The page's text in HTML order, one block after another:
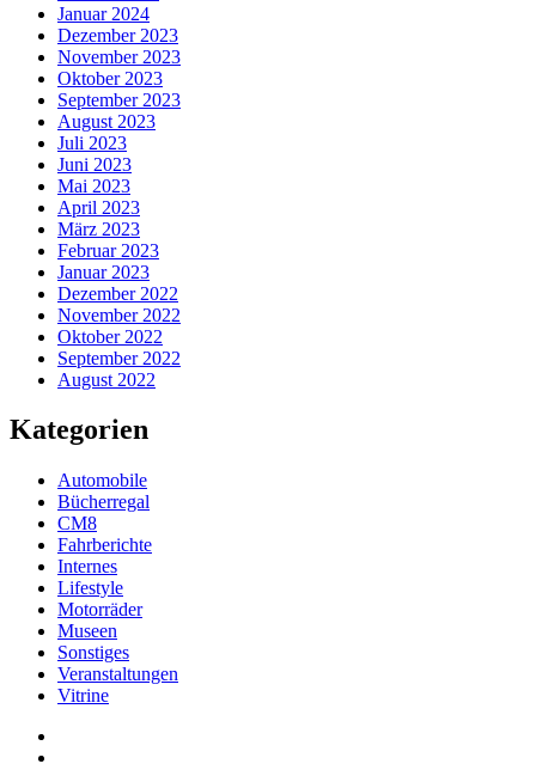
Januar 2024
Dezember 2023
November 2023
Oktober 2023
September 2023
August 2023
Juli 2023
Juni 2023
Mai 2023
April 2023
März 2023
Februar 2023
Januar 2023
Dezember 2022
November 2022
Oktober 2022
September 2022
August 2022
Kategorien
Automobile
Bücherregal
CM8
Fahrberichte
Internes
Lifestyle
Motorräder
Museen
Sonstiges
Veranstaltungen
Vitrine